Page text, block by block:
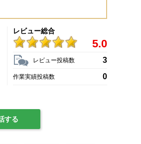
レビュー総合
5.0
レビュー投稿数 3
作業実績投稿数 0
する